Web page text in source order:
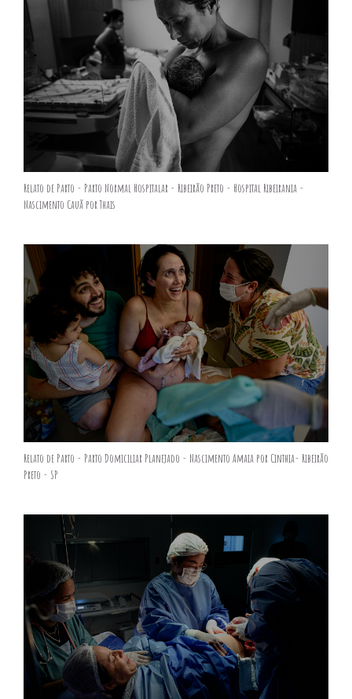
Relato de Parto - Parto Normal Hospitalar - Ribeirão Preto - Hospital Ribeirania -
Nascimento Cauã por Thais
Relato de Parto - Parto Domiciliar Planejado - Nascimento Amaia por Cinthia- Ribeirão
Preto - SP